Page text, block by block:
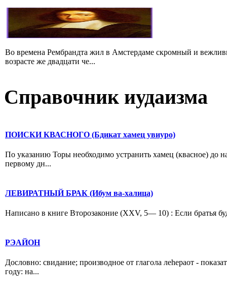
Во времена Рембрандта жил в Амстердаме скромный и
возрасте же двадцати че...
Справочник иудаизма
ПОИСКИ КВАСНОГО (Бдикат хамец увиуро)
По указанию Торы необходимо устранить хамец (квасное) до
первому дн...
ЛЕВИРАТНЫЙ БРАК (Ибум ва-халица)
Написано в книге Второзаконие (XXV, 5— 10) : Если братья
РЭАЙОН
Дословно: свидание; производное от глагола леhераот -
году: на...